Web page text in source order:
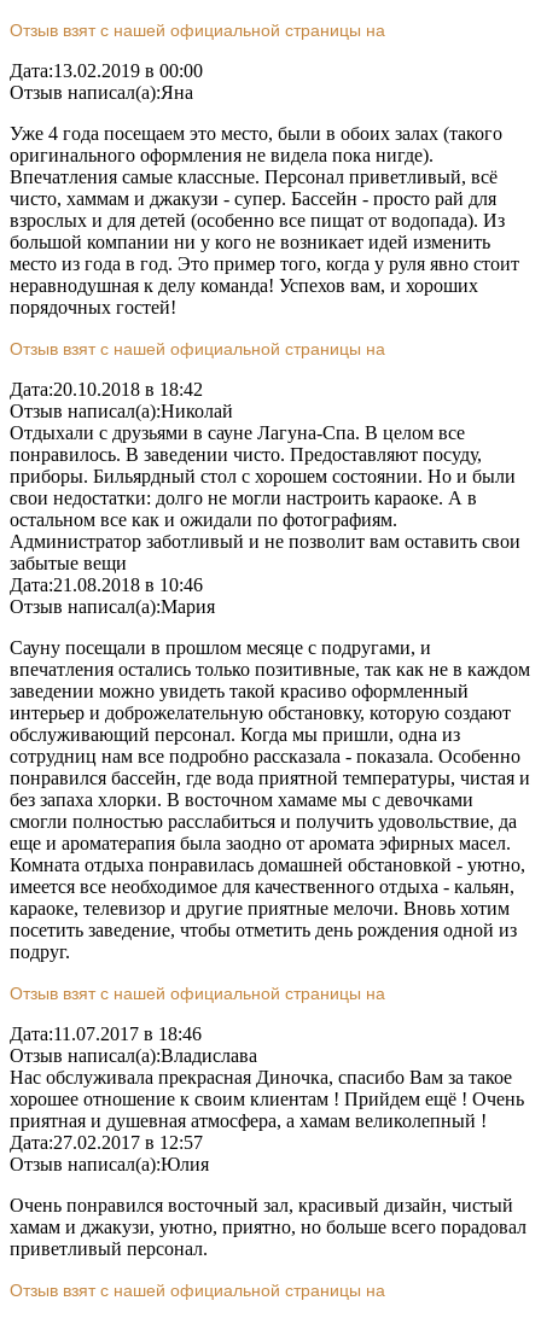
Отзыв взят с нашей официальной страницы на
Дата:13.02.2019 в 00:00
Отзыв написал(а):Яна
Уже 4 года посещаем это место, были в обоих залах (такого
оригинального оформления не видела пока нигде).
Впечатления самые классные. Персонал приветливый, всё
чисто, хаммам и джакузи - супер. Бассейн - просто рай для
взрослых и для детей (особенно все пищат от водопада). Из
большой компании ни у кого не возникает идей изменить
место из года в год. Это пример того, когда у руля явно стоит
неравнодушная к делу команда! Успехов вам, и хороших
порядочных гостей!
Отзыв взят с нашей официальной страницы на
Дата:20.10.2018 в 18:42
Отзыв написал(а):Николай
Отдыхали с друзьями в сауне Лагуна-Спа. В целом все
понравилось. В заведении чисто. Предоставляют посуду,
приборы. Бильярдный стол с хорошем состоянии. Но и были
свои недостатки: долго не могли настроить караоке. А в
остальном все как и ожидали по фотографиям.
Администратор заботливый и не позволит вам оставить свои
забытые вещи
Дата:21.08.2018 в 10:46
Отзыв написал(а):Мария
Сауну посещали в прошлом месяце с подругами, и
впечатления остались только позитивные, так как не в каждом
заведении можно увидеть такой красиво оформленный
интерьер и доброжелательную обстановку, которую создают
обслуживающий персонал. Когда мы пришли, одна из
сотрудниц нам все подробно рассказала - показала. Особенно
понравился бассейн, где вода приятной температуры, чистая и
без запаха хлорки. В восточном хамаме мы с девочками
смогли полностью расслабиться и получить удовольствие, да
еще и ароматерапия была заодно от аромата эфирных масел.
Комната отдыха понравилась домашней обстановкой - уютно,
имеется все необходимое для качественного отдыха - кальян,
караоке, телевизор и другие приятные мелочи. Вновь хотим
посетить заведение, чтобы отметить день рождения одной из
подруг.
Отзыв взят с нашей официальной страницы на
Дата:11.07.2017 в 18:46
Отзыв написал(а):Владислава
Нас обслуживала прекрасная Диночка, спасибо Вам за такое
хорошее отношение к своим клиентам ! Прийдем ещё ! Очень
приятная и душевная атмосфера, а хамам великолепный !
Дата:27.02.2017 в 12:57
Отзыв написал(а):Юлия
Очень понравился восточный зал, красивый дизайн, чистый
хамам и джакузи, уютно, приятно, но больше всего порадовал
приветливый персонал.
Отзыв взят с нашей официальной страницы на